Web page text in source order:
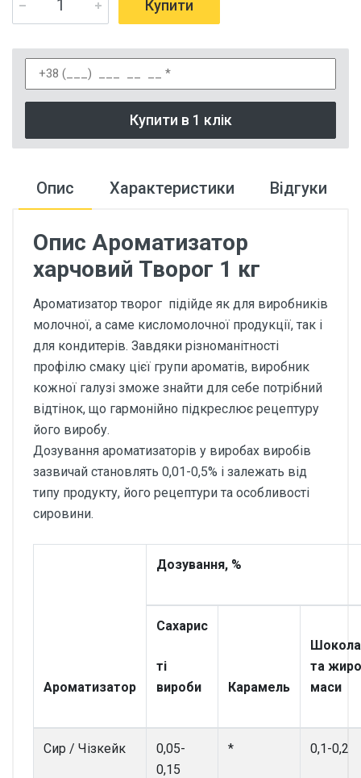
Купити
Купити в 1 клік
Опис Характеристики Відгуки
Опис Ароматизатор
харчовий Творог 1 кг
Ароматизатор творог підійде як для виробників
молочної, а саме кисломолочної продукції, так і
для кондитерів. Завдяки різноманітності
профілю смаку цієї групи ароматів, виробник
кожної галузі зможе знайти для себе потрібний
відтінок, що гармонійно підкреслює рецептуру
його виробу.
Дозування ароматизаторів у виробах виробів
зазвичай становлять 0,01-0,5% і залежать від
типу продукту, його рецептури та особливості
сировини.
Ароматизатор
Дозування, %
Сахарис
ті
вироби
Карамель
та
маси
Сир / Чізкейк
0,05-
0,15
* 0,1-0,2